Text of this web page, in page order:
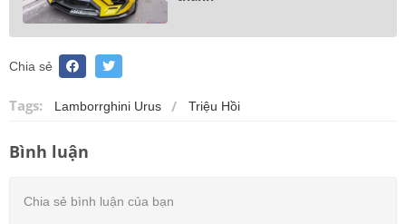
Chia sẻ
Tags: Lamborrghini Urus Triệu Hồi
Bình luận